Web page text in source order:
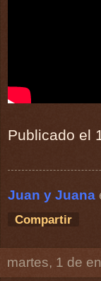
Publicado el
Juan y Juana
Compartir
martes, 1 de